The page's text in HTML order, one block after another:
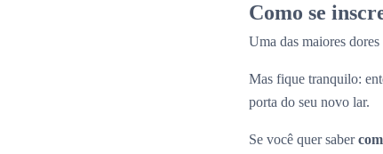
Como se
Uma das maiores
Mas fique tranquilo:
porta do seu novo lar.
Se você quer saber